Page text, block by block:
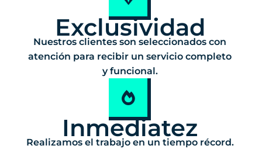
Exclusividad
Nuestros clientes son seleccionados con
atención para recibir un servicio completo
y funcional.
Inmediatez
Realizamos el trabajo en un tiempo récord.